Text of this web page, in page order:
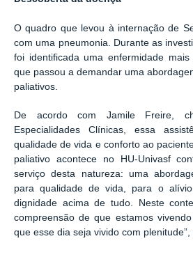
O quadro que levou à internação de
com uma pneumonia. Durante as
foi identificada uma enfermidade
que passou a demandar uma
paliativos.
De acordo com Jamile Freire,
Especialidades Clínicas, essa
qualidade de vida e conforto ao
paliativo acontece no HU-Univasf
serviço desta natureza: uma
para qualidade de vida, para o
dignidade acima de tudo. Neste
compreensão de que estamos
que esse dia seja vivido com plenitude”,